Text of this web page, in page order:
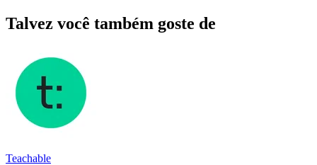
Talvez você também goste de
Teachable